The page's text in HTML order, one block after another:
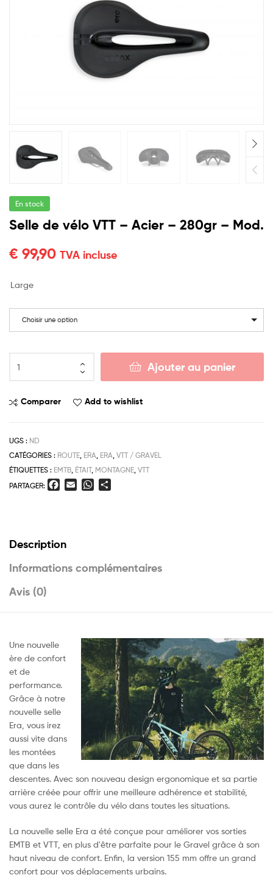
para
cada
necesidad
En stock
Selle de vélo VTT – Acier – 280gr – Mod.
€ 99,90 TVA incluse
Large
Choisir une option
Ajouter au panier
Comparer Add to wishlist
UGS : ND
CATÉGORIES : ROUTE, ERA, ERA, VTT / GRAVEL
ÉTIQUETTES : EMTB, ÉTAIT, MONTAGNE, VTT
PARTAGER:
o
k
W
p
r
Description
Informations complémentaires
Avis (0)
Une nouvelle
ère de confort
et de
performance.
Grâce à notre
nouvelle selle
Era, vous irez
aussi vite dans
les montées
que dans les
descentes. Avec son nouveau design ergonomique et sa partie
arrière créée pour offrir une meilleure adhérence et stabilité,
vous aurez le contrôle du vélo dans toutes les situations.
La nouvelle selle Era a été conçue pour améliorer vos sorties
EMTB et VTT, en plus d'être parfaite pour le Gravel grâce à son
haut niveau de confort. Enfin, la version 155 mm offre un grand
confort pour vos déplacements urbains.